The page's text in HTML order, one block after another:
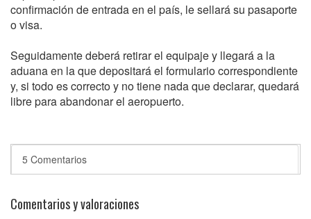
confirmación de entrada en el país, le sellará su pasaporte
o visa.
Seguidamente deberá retirar el equipaje y llegará a la
aduana en la que depositará el formulario correspondiente
y, si todo es correcto y no tiene nada que declarar, quedará
libre para abandonar el aeropuerto.
5 Comentarios
Comentarios y valoraciones